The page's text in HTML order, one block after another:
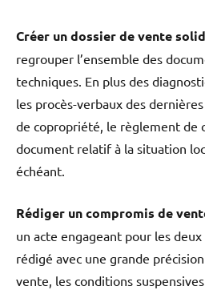
Créer un dossier de vente
regrouper l’ensemble des
techniques. En plus des
les procès-verbaux des
de copropriété, le règlement de
document relatif à la situation
échéant.
Rédiger un compromis de
un acte engageant pour les
rédigé avec une grande
vente, les conditions